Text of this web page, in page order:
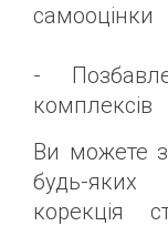
самооцінки
-
комплексів
Ви можете
будь-яких
корекція